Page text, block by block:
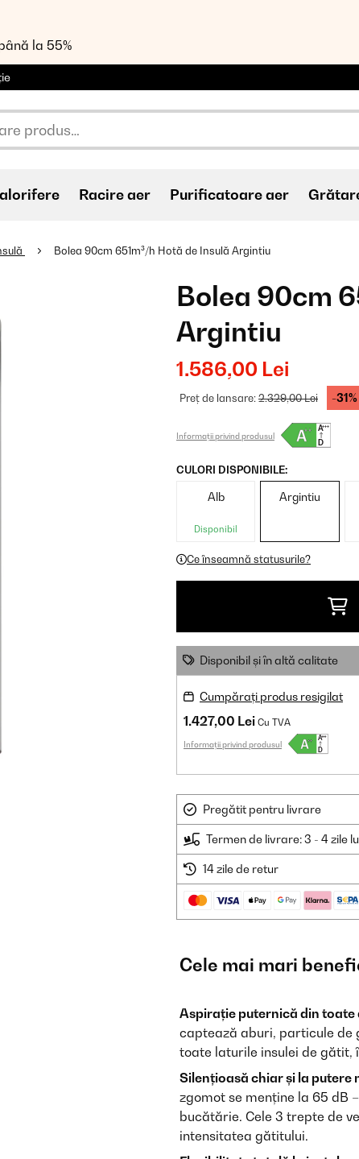
la 55%
Racire aer Purificatoare aer
Bolea 90cm 651m³/h Hotă de Insulă Argintiu
Bolea 90cm
Argintiu
1.586,00 Lei
Preț de lansare:2.329,00 Lei -31%
Informații privind produsul
CULORI DISPONIBILE:
Alb
Disponibil
Argintiu
Ce înseamnă statusurile?
Disponibil și în altă calitate
Cumpărați produs resigilat
1.427,00 Lei Cu TVA
Informații privind produsul
Pregătit pentru livrare
Termen de livrare: 3 - 4 zile
14 zile de retur
Cele mai mari
Aspirație puternică din toate
captează aburi, particule de
toate laturile insulei de gătit,
Silențioasă chiar și la putere
zgomot se menține la 65 dB
bucătărie. Cele 3 trepte de
intensitatea gătitului.